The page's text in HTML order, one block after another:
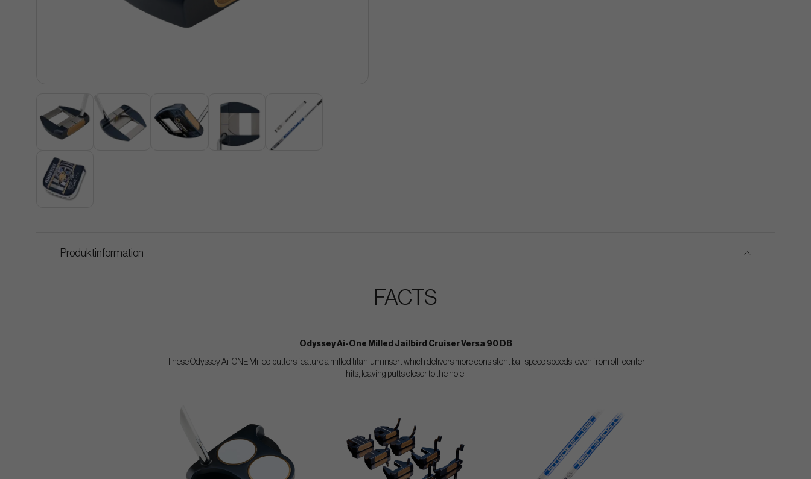
Produktinformation
FACTS
Odyssey Ai-One Milled Jailbird Cruiser Versa 90 DB
These Odyssey Ai-ONE Milled putters feature a milled titanium insert which delivers more consistent ball speed speeds, even from off-center
hits, leaving putts closer to the hole.